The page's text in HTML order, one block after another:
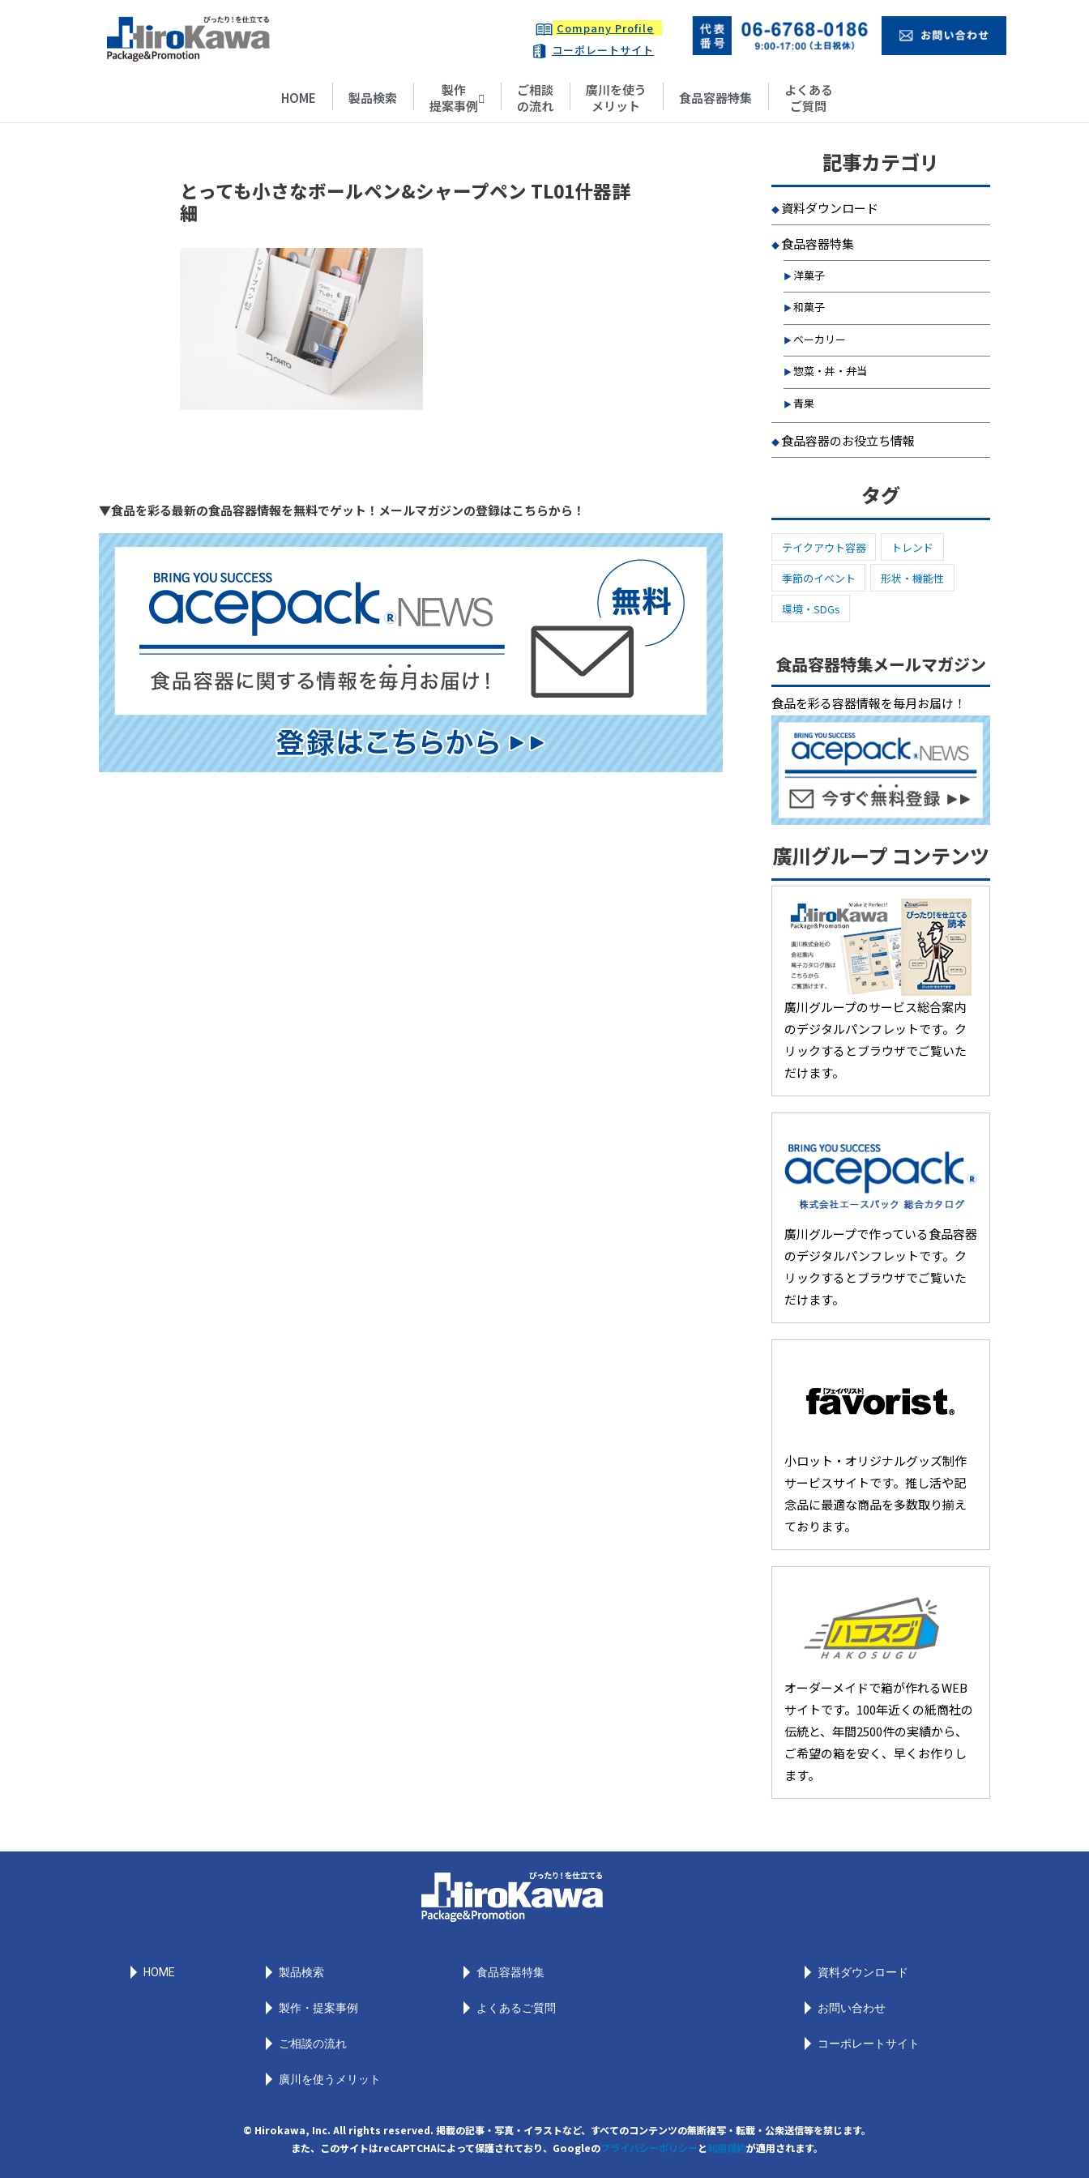
Company Profile
コーポレートサイト
HOME 製品検索
製作
提案事例
ご相談
の流れ
廣川を使う
メリット
食品容器特集
よくある
ご質問
とっても小さなボールペン&シャープペン TL01什器詳
細
▼食品を彩る最新の食品容器情報を無料でゲット！メールマガジンの登録はこちらから！
記事カテゴリ
資料ダウンロード
食品容器特集
洋菓子
和菓子
ベーカリー
惣菜・丼・弁当
青果
食品容器のお役立ち情報
タグ
テイクアウト容器
トレンド
季節のイベント
形状・機能性
環境・SDGs
食品容器特集メールマガジン
食品を彩る容器情報を毎月お届け！
廣川グループ コンテンツ
廣川グループのサービス総合案内
のデジタルパンフレットです。ク
リックするとブラウザでご覧いた
だけます。
廣川グループで作っている食品容器
のデジタルパンフレットです。ク
リックするとブラウザでご覧いた
だけます。
小ロット・オリジナルグッズ制作
サービスサイトです。推し活や記
念品に最適な商品を多数取り揃え
ております。
オーダーメイドで箱が作れるWEB
サイトです。100年近くの紙商社の
伝統と、年間2500件の実績から、
ご希望の箱を安く、早くお作りし
ます。
HOME 製品検索
製作・提案事例
ご相談の流れ
廣川を使うメリット
食品容器特集
よくあるご質問
資料ダウンロード
お問い合わせ
コーポレートサイト
© Hirokawa, Inc. All rights reserved. 掲載の記事・写真・イラストなど、すべてのコンテンツの無断複写・転載・公衆送信等を禁じます。
また、このサイトはreCAPTCHAによって保護されており、Googleのプライバシーポリシーと利用規約が適用されます。